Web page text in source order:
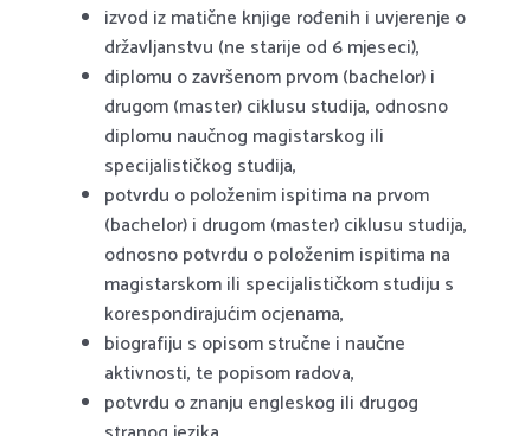
izvod iz matične knjige rođenih i uvjerenje o
državljanstvu (ne starije od 6 mjeseci),
diplomu o završenom prvom (bachelor) i
drugom (master) ciklusu studija, odnosno
diplomu naučnog magistarskog ili
specijalističkog studija,
potvrdu o položenim ispitima na prvom
(bachelor) i drugom (master) ciklusu studija,
odnosno potvrdu o položenim ispitima na
magistarskom ili specijalističkom studiju s
korespondirajućim ocjenama,
biografiju s opisom stručne i naučne
aktivnosti, te popisom radova,
potvrdu o znanju engleskog ili drugog